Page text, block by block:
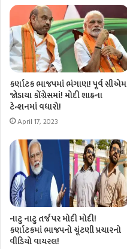
કર્ણાટક ભાજપમાં ભંગાણ! પૂર્વ સીએમ
જોડાયા કોંગ્રેસમાં! મોદી શાહના
ટેન્શનમાં વધારો!
April 17, 2023
નાટુ નાટુ તર્જ પર મોદી મોદી!
કર્ણાટકમાં ભાજપનો ચૂંટણી પ્રચારનો
વીડિયો વાયરલ!